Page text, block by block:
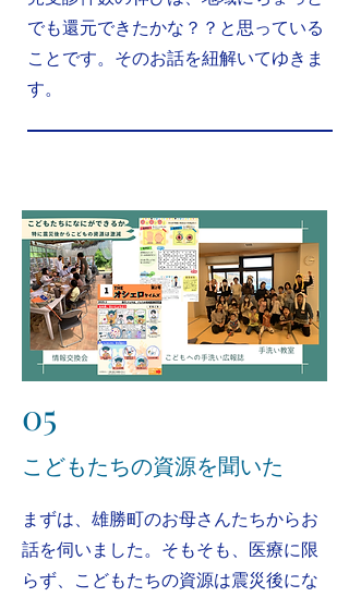
でも還元できたかな？？と思っている
ことです。そのお話を紐解いてゆきま
す。
05
​こどもたちの資源を聞いた
​まずは、雄勝町のお母さんたちからお
話を伺いました。そもそも、医療に限
らず、こどもたちの資源は震災後にな